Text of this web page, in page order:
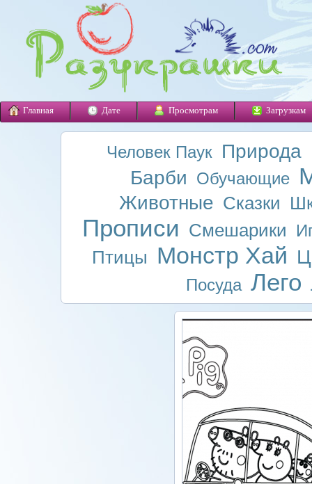
Главная Дате Просмотрам Загрузкам
Человек Паук Природа
Барби Обучающие
Животные Сказки
Прописи Смешарики
Птицы Монстр Хай
Посуда Лего